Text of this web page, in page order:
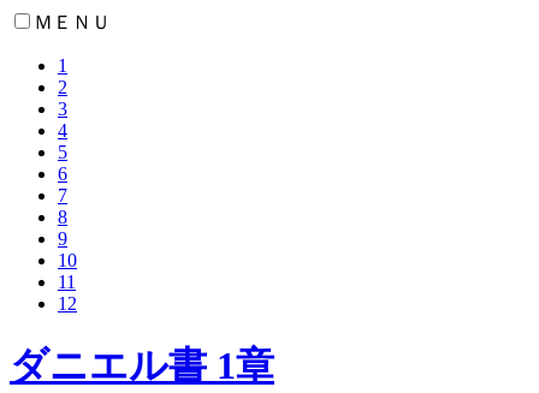
ＭＥＮＵ
1
2
3
4
5
6
7
8
9
10
11
12
ダニエル書 1章